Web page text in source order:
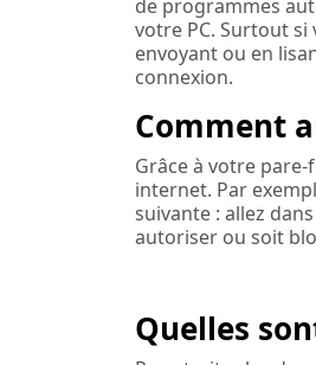
de programmes
votre PC. Surtout
envoyant ou en
connexion.
Comment
Grâce à votre
internet. Par
suivante : allez
autoriser ou soit
Quelles